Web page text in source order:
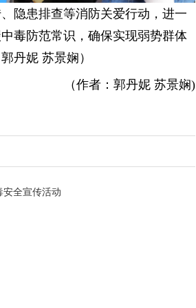
隐患排查等消防关爱行动，进一
毒防范常识，确保实现弱势群体
丹妮 苏景娴）
（作者：郭丹妮 苏景娴)
全宣传活动